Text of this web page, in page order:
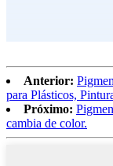
Anterior:
para Plásticos,
Próximo:
cambia de color.